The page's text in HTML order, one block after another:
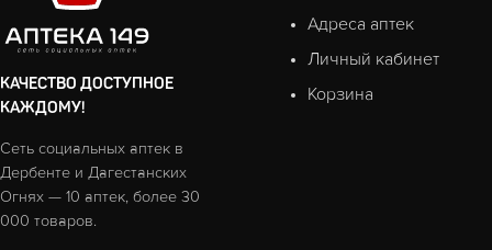
КАЧЕСТВО ДОСТУПНОЕ
КАЖДОМУ!
Сеть социальных аптек в
Дербенте и Дагестанских
Огнях — 10 аптек, более 30
000 товаров.
Адреса аптек
Личный кабинет
Корзина